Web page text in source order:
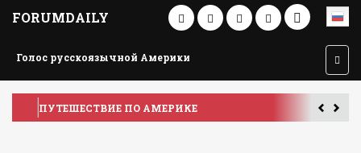
FORUMDAILY
Голос русскоязычной Америки
ПУТЕШЕСТВИЕ ПО АМЕРИКЕ